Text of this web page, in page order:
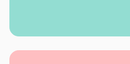
confiance. Dans cet